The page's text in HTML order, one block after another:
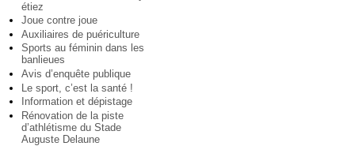
étiez
Joue contre joue
Auxiliaires de puériculture
Sports au féminin dans les
banlieues
Avis d’enquête publique
Le sport, c’est la santé !
Information et dépistage
Rénovation de la piste
d’athlétisme du Stade
Auguste Delaune